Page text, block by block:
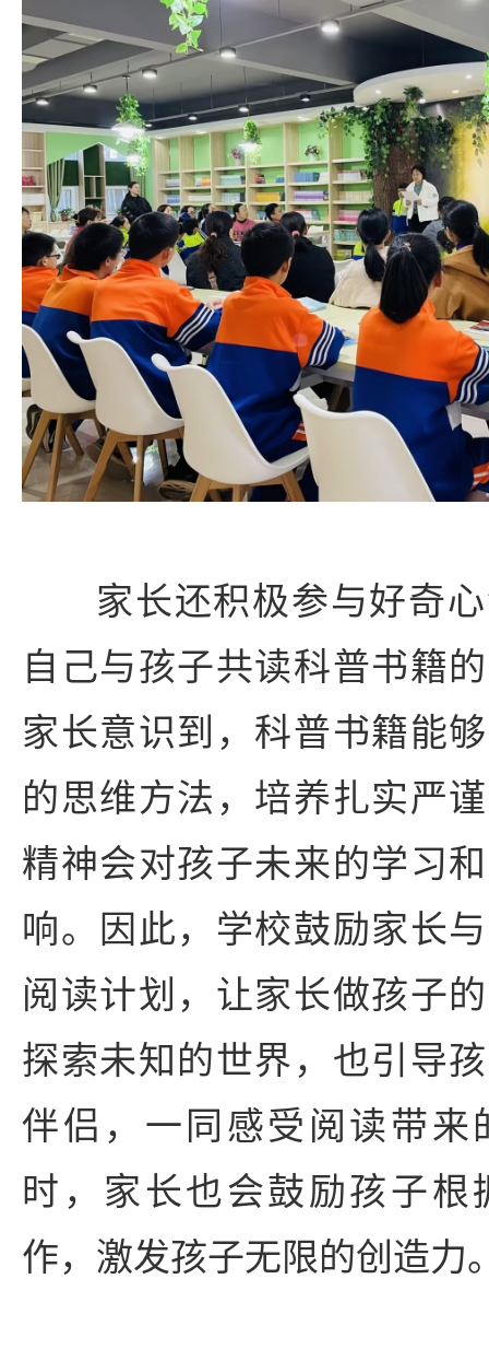
家长还积极参与好奇
自己与孩子共读科普书籍
家长意识到，科普书籍能
的思维方法，培养扎实严
精神会对孩子未来的学习
响。因此，学校鼓励家长
阅读计划，让家长做孩子
探索未知的世界，也引导
伴侣，一同感受阅读带来
时，家长也会鼓励孩子根
作，激发孩子无限的创造力